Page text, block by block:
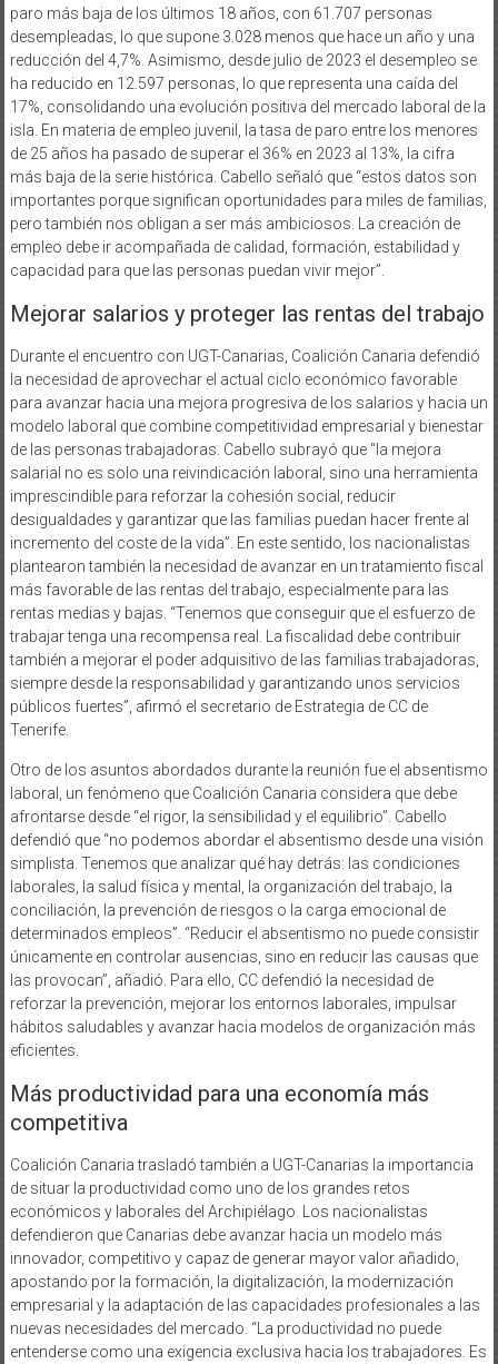
paro más baja de los últimos 18 años, con 61.707 personas
desempleadas, lo que supone 3.028 menos que hace un año y una
reducción del 4,7%. Asimismo, desde julio de 2023 el desempleo se
ha reducido en 12.597 personas, lo que representa una caída del
17%, consolidando una evolución positiva del mercado laboral de la
isla. En materia de empleo juvenil, la tasa de paro entre los menores
de 25 años ha pasado de superar el 36% en 2023 al 13%, la cifra
más baja de la serie histórica. Cabello señaló que “estos datos son
importantes porque significan oportunidades para miles de familias,
pero también nos obligan a ser más ambiciosos. La creación de
empleo debe ir acompañada de calidad, formación, estabilidad y
capacidad para que las personas puedan vivir mejor”.
Mejorar salarios y proteger las rentas del trabajo
Durante el encuentro con UGT-Canarias, Coalición Canaria defendió
la necesidad de aprovechar el actual ciclo económico favorable
para avanzar hacia una mejora progresiva de los salarios y hacia un
modelo laboral que combine competitividad empresarial y bienestar
de las personas trabajadoras. Cabello subrayó que “la mejora
salarial no es solo una reivindicación laboral, sino una herramienta
imprescindible para reforzar la cohesión social, reducir
desigualdades y garantizar que las familias puedan hacer frente al
incremento del coste de la vida”. En este sentido, los nacionalistas
plantearon también la necesidad de avanzar en un tratamiento fiscal
más favorable de las rentas del trabajo, especialmente para las
rentas medias y bajas. “Tenemos que conseguir que el esfuerzo de
trabajar tenga una recompensa real. La fiscalidad debe contribuir
también a mejorar el poder adquisitivo de las familias trabajadoras,
siempre desde la responsabilidad y garantizando unos servicios
públicos fuertes”, afirmó el secretario de Estrategia de CC de
Tenerife.
Otro de los asuntos abordados durante la reunión fue el absentismo
laboral, un fenómeno que Coalición Canaria considera que debe
afrontarse desde “el rigor, la sensibilidad y el equilibrio”. Cabello
defendió que “no podemos abordar el absentismo desde una visión
simplista. Tenemos que analizar qué hay detrás: las condiciones
laborales, la salud física y mental, la organización del trabajo, la
conciliación, la prevención de riesgos o la carga emocional de
determinados empleos”. “Reducir el absentismo no puede consistir
únicamente en controlar ausencias, sino en reducir las causas que
las provocan”, añadió. Para ello, CC defendió la necesidad de
reforzar la prevención, mejorar los entornos laborales, impulsar
hábitos saludables y avanzar hacia modelos de organización más
eficientes.
Más productividad para una economía más
competitiva
Coalición Canaria trasladó también a UGT-Canarias la importancia
de situar la productividad como uno de los grandes retos
económicos y laborales del Archipiélago. Los nacionalistas
defendieron que Canarias debe avanzar hacia un modelo más
innovador, competitivo y capaz de generar mayor valor añadido,
apostando por la formación, la digitalización, la modernización
empresarial y la adaptación de las capacidades profesionales a las
nuevas necesidades del mercado. “La productividad no puede
entenderse como una exigencia exclusiva hacia los trabajadores. Es